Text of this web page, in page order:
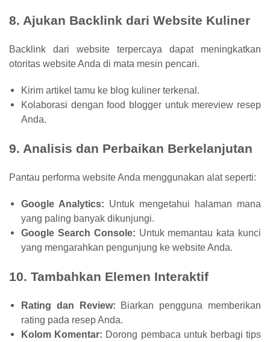
8. Ajukan Backlink dari Website Kuliner
Backlink dari website terpercaya dapat meningkatkan
otoritas website Anda di mata mesin pencari.
Kirim artikel tamu ke blog kuliner terkenal.
Kolaborasi dengan food blogger untuk mereview resep
Anda.
9. Analisis dan Perbaikan Berkelanjutan
Pantau performa website Anda menggunakan alat seperti:
Google Analytics: Untuk mengetahui halaman mana
yang paling banyak dikunjungi.
Google Search Console: Untuk memantau kata kunci
yang mengarahkan pengunjung ke website Anda.
10. Tambahkan Elemen Interaktif
Rating dan Review: Biarkan pengguna memberikan
rating pada resep Anda.
Kolom Komentar: Dorong pembaca untuk berbagi tips